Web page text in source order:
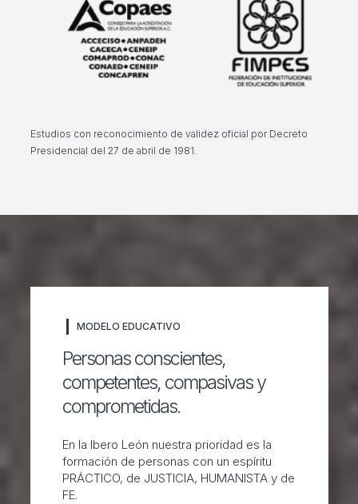
Estudios con reconocimiento de validez oficial por Decreto
Presidencial del 27 de abril de 1981.
MODELO EDUCATIVO
Personas conscientes,
competentes, compasivas y
comprometidas.
En la Ibero León nuestra prioridad es la
formación de personas con un espíritu
PRÁCTICO, de JUSTICIA, HUMANISTA y de
FE.